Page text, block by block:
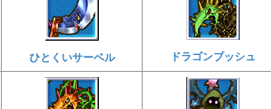
ひとくいサーベル ドラゴンブッシュ